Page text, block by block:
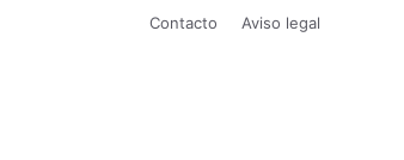
Contacto Aviso legal